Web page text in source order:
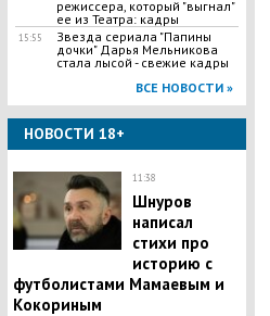
режиссера, который "выгнал"
ее из Театра: кадры
15:55
Звезда сериала "Папины
дочки" Дарья Мельникова
стала лысой - свежие кадры
ВСЕ НОВОСТИ »
НОВОСТИ 18+
11:38
Шнуров
написал
стихи про
историю с
футболистами Мамаевым и
Кокориным